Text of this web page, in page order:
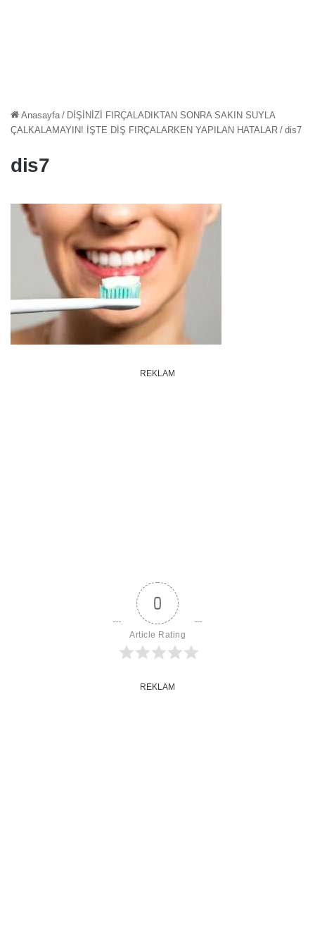
Anasayfa / DİŞİNİZİ FIRÇALADIKTAN SONRA SAKIN SUYLA
ÇALKALAMAYIN! İŞTE DİŞ FIRÇALARKEN YAPILAN HATALAR / dis7
dis7
REKLAM
0
Article Rating
REKLAM